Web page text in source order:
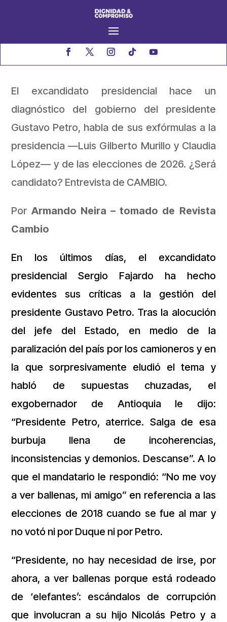
El excandidato presidencial hace un
diagnóstico del gobierno del presidente
Gustavo Petro, habla de sus exfórmulas a la
presidencia —Luis Gilberto Murillo y Claudia
López— y de las elecciones de 2026. ¿Será
candidato? Entrevista de CAMBIO.
Por Armando Neira – tomado de Revista
Cambio
En los últimos días, el excandidato
presidencial Sergio Fajardo ha hecho
evidentes sus críticas a la gestión del
presidente Gustavo Petro. Tras la alocución
del jefe del Estado, en medio de la
paralización del país por los camioneros y en
la que sorpresivamente eludió el tema y
habló de supuestas chuzadas, el
exgobernador de Antioquia le dijo:
“Presidente Petro, aterrice. Salga de esa
burbuja llena de incoherencias,
inconsistencias y demonios. Descanse”. A lo
que el mandatario le respondió: “No me voy
a ver ballenas, mi amigo” en referencia a las
elecciones de 2018 cuando se fue al mar y
no votó ni por Duque ni por Petro.
“Presidente, no hay necesidad de irse, por
ahora, a ver ballenas porque está rodeado
de ‘elefantes’: escándalos de corrupción
que involucran a su hijo Nicolás Petro y a